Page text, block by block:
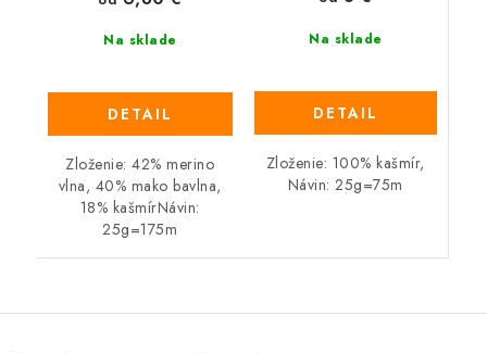
Na sklade
DETAIL
Zloženie: 42% merino
vlna, 40% mako bavlna,
18% kašmírNávin:
25g=175m
Na sklade
DETAIL
Zloženie: 100% kašmír,
Návin: 25g=75m